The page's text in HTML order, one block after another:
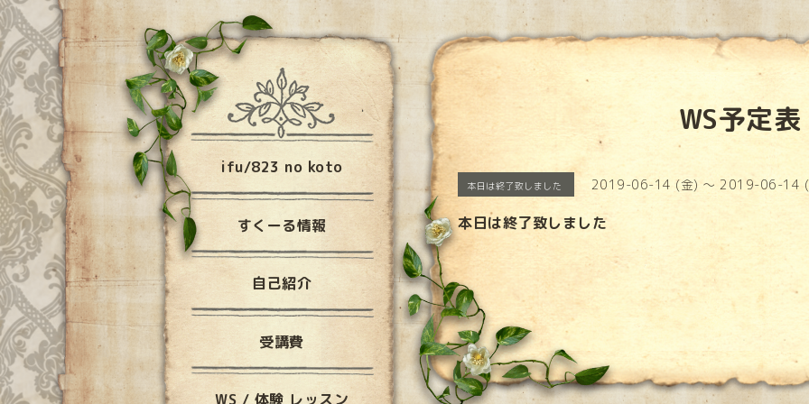
WS予定表
本日は終了致しました 2019-06-14 (金) ～ 2019-06-14
本日は終了致しました
ifu/823 no koto
すくーる情報
自己紹介
受講費
WS / 体験 レッスン